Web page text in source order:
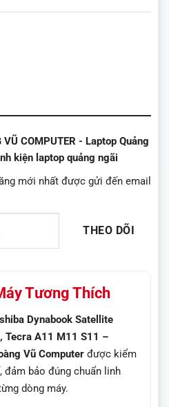
COMPUTER - Laptop Quảng
kiện laptop quảng ngãi
mới nhất được gửi đến email
THEO DÕI
Tương Thích
Dynabook Satellite
Tecra A11 M11 S11 –
Vũ Computer được kiểm
bảo đúng chuẩn linh
dòng máy.